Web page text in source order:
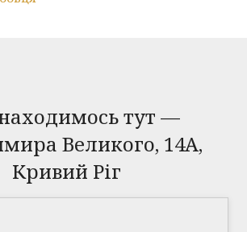
тут —
Великого, 14А,
Кривий Ріг